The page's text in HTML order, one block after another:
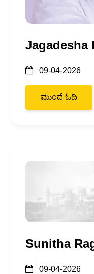
Jagadesha
09-04-2026
ಮುಂದೆ ಓದಿ
Sunitha
09-04-2026